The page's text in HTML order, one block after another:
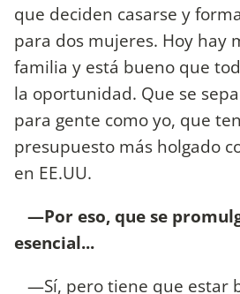
que deciden casarse y
para dos mujeres. Hoy hay
familia y está bueno que
la oportunidad. Que se
para gente como yo, que
presupuesto más holgado
en EE.UU.
—Por eso, que se
esencial...
—Sí, pero tiene que estar